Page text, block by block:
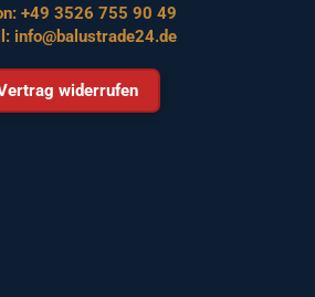
+49 3526 755 90 49
info@balustrade24.de
widerrufen